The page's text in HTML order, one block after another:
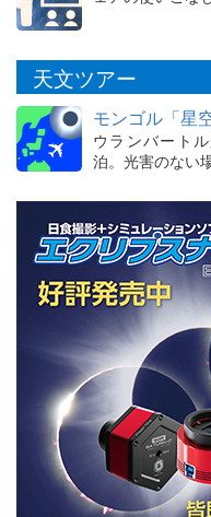
天文ツアー
モンゴル「星
ウランバート
泊。光害のない